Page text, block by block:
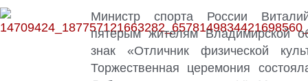
Министр спорта России
пятерым жителям Владимирской
знак «Отличник физической
Торжественная церемония